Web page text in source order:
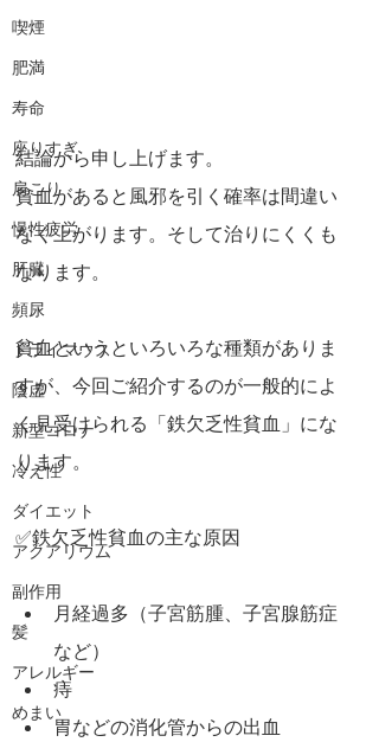
喫煙
肥満
寿命
座りすぎ
肩こり
慢性疲労
肝臓
頻尿
ドライマウス
陰虚
新型コロナ
冷え性
ダイエット
アクアリウム
副作用
髪
アレルギー
めまい
結論から申し上げます。
貧血があると風邪を引く確率は間違い
なく上がります。そして治りにくくも
なります。
貧血というといろいろな種類がありま
すが、今回ご紹介するのが一般的によ
く見受けられる「鉄欠乏性貧血」にな
ります。
✅鉄欠乏性貧血の主な原因
月経過多（子宮筋腫、子宮腺筋症
など）
痔
胃などの消化管からの出血